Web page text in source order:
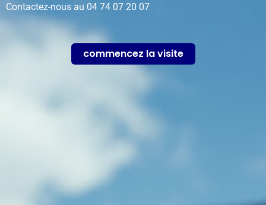
Contactez-nous au 04 74 07 20 07
commencez la visite